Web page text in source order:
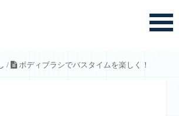
/ ボディブラシでバスタイムを楽しく！